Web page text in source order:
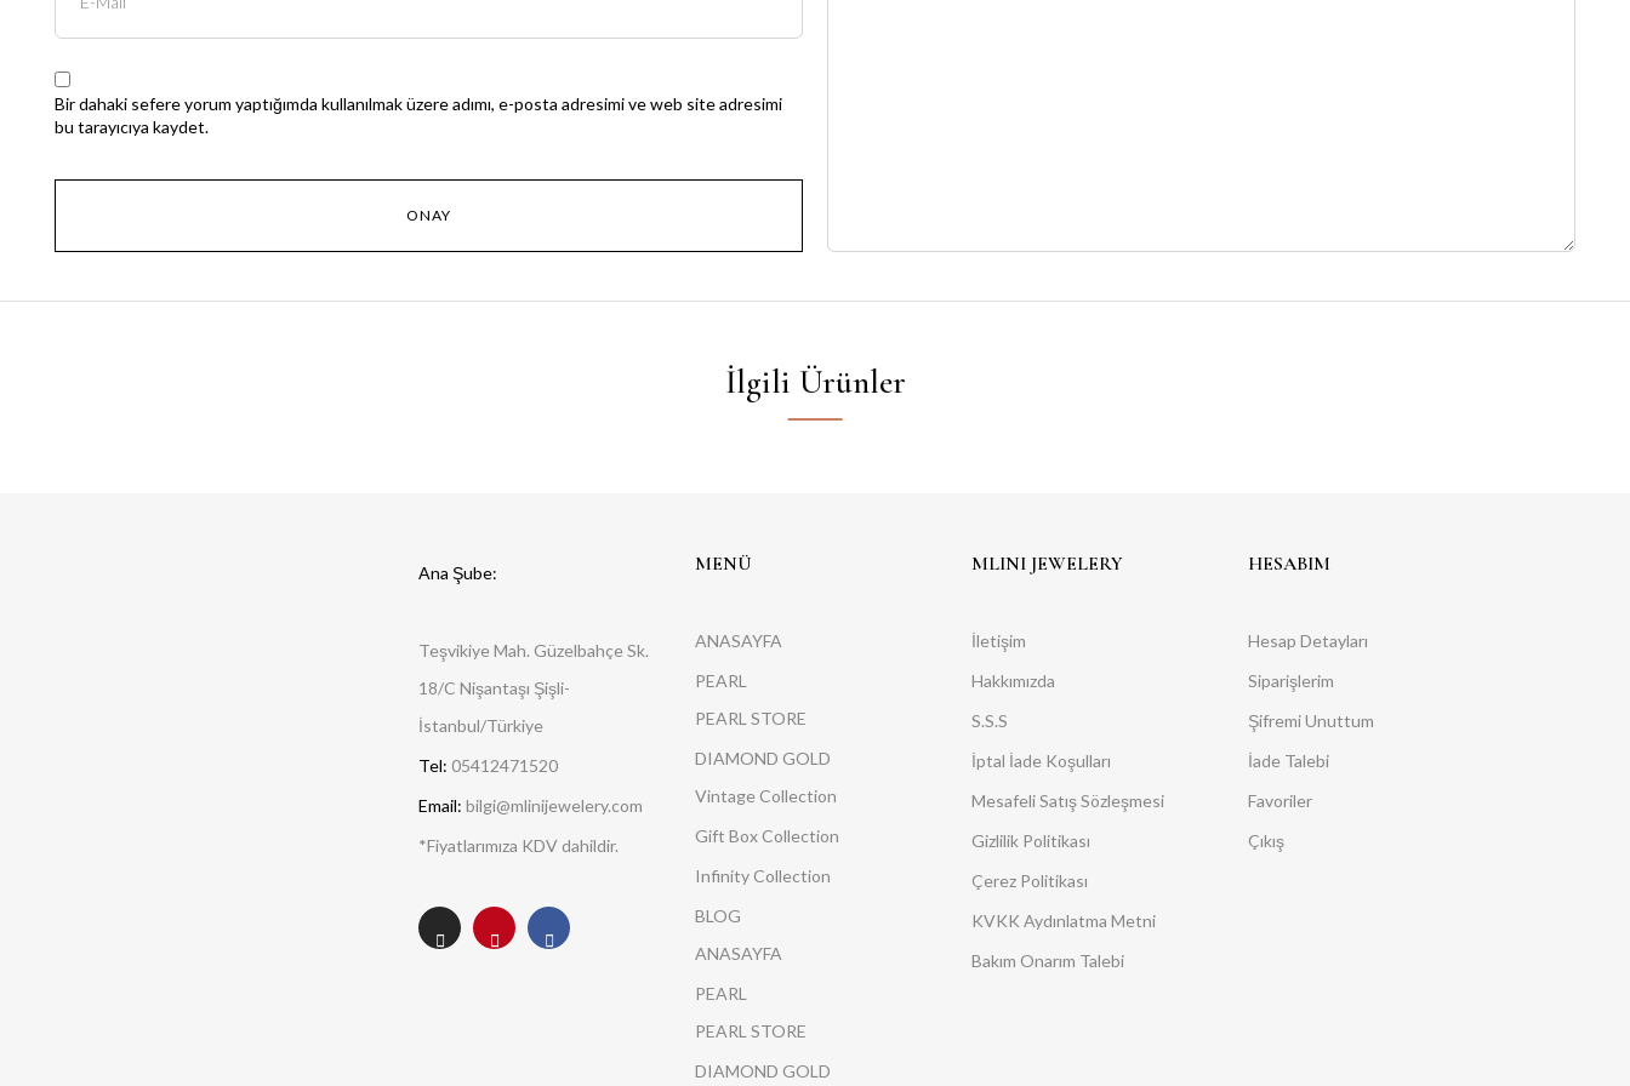
Bir dahaki sefere yorum yaptığımda kullanılmak üzere adımı, e-posta adresimi ve web site adresimi
bu tarayıcıya kaydet.
İlgili Ürünler
Ana Şube:
Teşvikiye Mah. Güzelbahçe Sk.
18/C Nişantaşı Şişli-
İstanbul/Türkiye
Tel: 05412471520
Email: bilgi@mlinijewelery.com
*Fiyatlarımıza KDV dahildir.
MENÜ
ANASAYFA
PEARL
PEARL STORE
DIAMOND GOLD
Vintage Collection
Gift Box Collection
Infinity Collection
BLOG
ANASAYFA
PEARL
PEARL STORE
DIAMOND GOLD
MLINI JEWELERY
İletişim
Hakkımızda
S.S.S
İptal İade Koşulları
Mesafeli Satış Sözleşmesi
Gizlilik Politikası
Çerez Politikası
KVKK Aydınlatma Metni
Bakım Onarım Talebi
HESABIM
Hesap Detayları
Siparişlerim
Şifremi Unuttum
İade Talebi
Favoriler
Çıkış